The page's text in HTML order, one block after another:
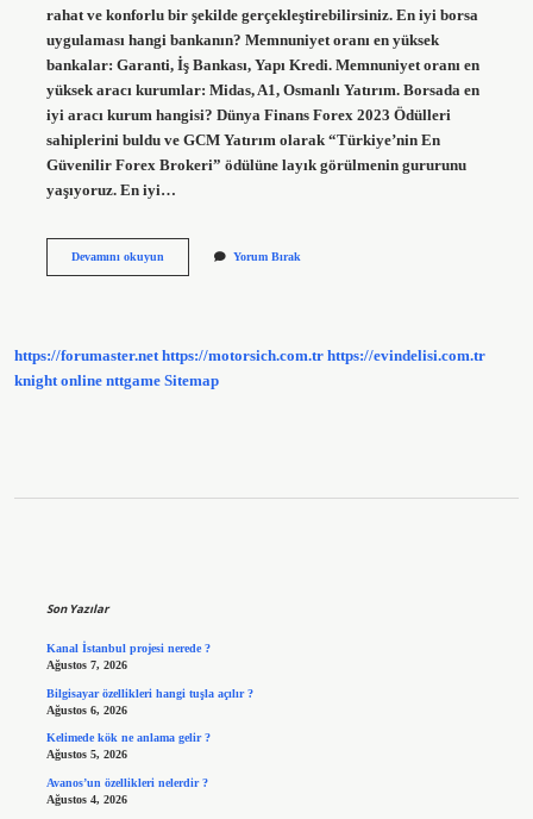
rahat ve konforlu bir şekilde gerçekleştirebilirsiniz. En iyi borsa
uygulaması hangi bankanın? Memnuniyet oranı en yüksek
bankalar: Garanti, İş Bankası, Yapı Kredi. Memnuniyet oranı en
yüksek aracı kurumlar: Midas, A1, Osmanlı Yatırım. Borsada en
iyi aracı kurum hangisi? Dünya Finans Forex 2023 Ödülleri
sahiplerini buldu ve GCM Yatırım olarak “Türkiye’nin En
Güvenilir Forex Brokeri” ödülüne layık görülmenin gururunu
yaşıyoruz. En iyi…
Devamını okuyunBorsa
Yorum Bırak
https://forumaster.net https://motorsich.com.tr https://evindelisi.com.tr
knight online nttgame Sitemap
Son Yazılar
Kanal İstanbul projesi nerede ?
Ağustos 7, 2026
Bilgisayar özellikleri hangi tuşla açılır ?
Ağustos 6, 2026
Kelimede kök ne anlama gelir ?
Ağustos 5, 2026
Avanos’un özellikleri nelerdir ?
Ağustos 4, 2026